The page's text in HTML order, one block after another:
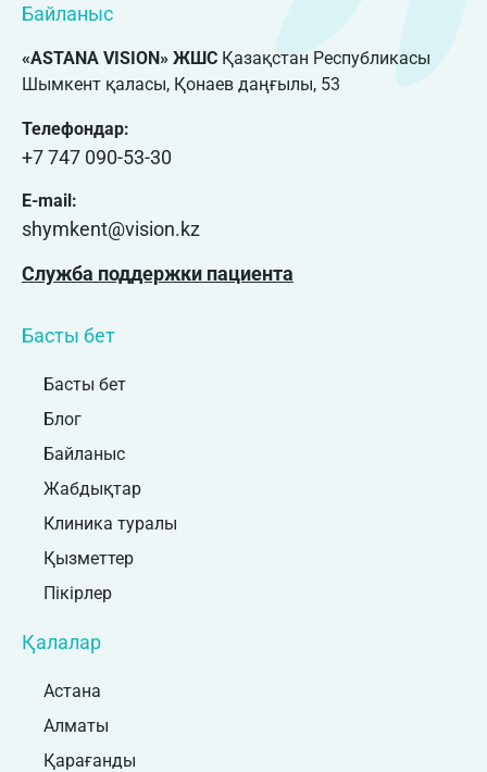
Байланыс
«ASTANA VISION» ЖШС Қазақстан Республикасы
Шымкент қаласы, Қонаев даңғылы, 53
Телефондар:
+7 747 090-53-30
E-mail:
shymkent@vision.kz
Служба поддержки пациента
Басты бет
Басты бет
Блог
Байланыс
Жабдықтар
Клиника туралы
Қызметтер
Пікірлер
Қалалар
Астана
Алматы
Қарағанды